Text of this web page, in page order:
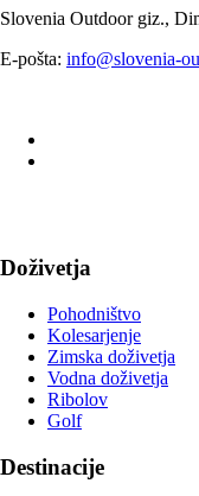
Slovenia Outdoor giz.,
E-pošta: info@slovenia-
Doživetja
Pohodništvo
Kolesarjenje
Zimska doživetja
Vodna doživetja
Ribolov
Golf
Destinacije